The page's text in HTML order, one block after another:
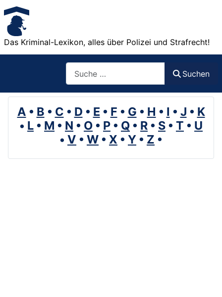
Das Kriminal-Lexikon, alles über Polizei und Strafrecht!
Suchen
A • B • C • D • E • F • G • H • I • J • K
• L • M • N • O • P • Q • R • S • T • U
• V • W • X • Y • Z •